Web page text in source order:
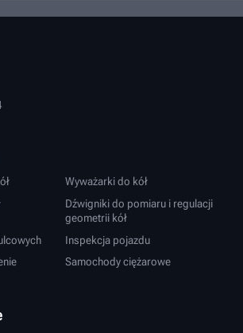
Wyważarki do kół
Dźwigniki do pomiaru i regulacji
geometrii kół
Inspekcja pojazdu
Samochody ciężarowe